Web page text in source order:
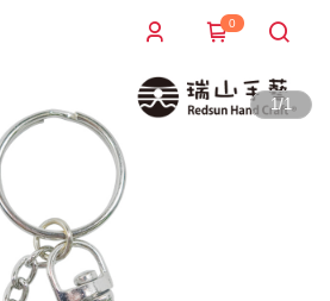
0
1/1